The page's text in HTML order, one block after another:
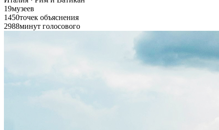
19музеев
1450точек объяснения
2988минут голосового